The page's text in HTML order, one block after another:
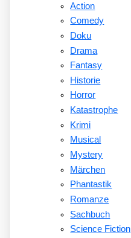
Action
Comedy
Doku
Drama
Fantasy
Historie
Horror
Katastrophe
Krimi
Musical
Mystery
Märchen
Phantastik
Romanze
Sachbuch
Science Fiction